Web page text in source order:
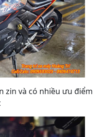
zin và có nhiều ưu điểm